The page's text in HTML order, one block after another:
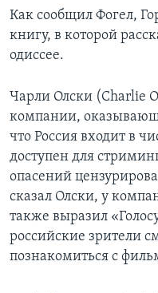
Как сообщил Фогел,
книгу, в которой
одиссее.
Чарли Олски (Charlie
компании,
что Россия входит в
доступен для
опасений
сказал Олски, у
также выразил
российские зрители
познакомиться с